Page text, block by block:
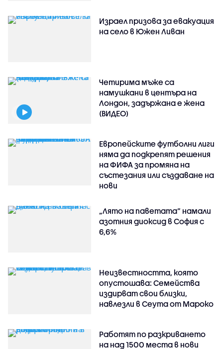
Израел призова за евакуация
на село в Южен Ливан
Четирима мъже са
намушкани в центъра на
Лондон, задържана е жена
(ВИДЕО)
Европейските футболни лиги
няма да подкрепят решения
на ФИФА за промяна на
състезания или създаване на
нови
„Лято на паветата“ намали
азотния диоксид в София с
6,6%
Неизвестността, която
опустошава: Семейства
издирват свои близки,
навлезли в Сеута от Мароко
Работят по разкриването
на над 1500 места в нови